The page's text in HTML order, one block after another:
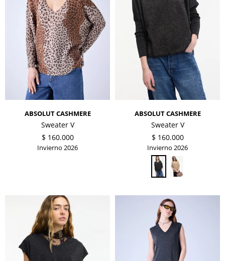
ABSOLUT CASHMERE
Sweater V
$ 160.000
Invierno 2026
ABSOLUT CASHMERE
Sweater V
$ 160.000
Invierno 2026